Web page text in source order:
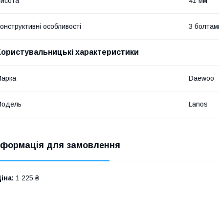
особливості З
характеристики
Daewoo
Lanos
для замовлення
1 225 ₴